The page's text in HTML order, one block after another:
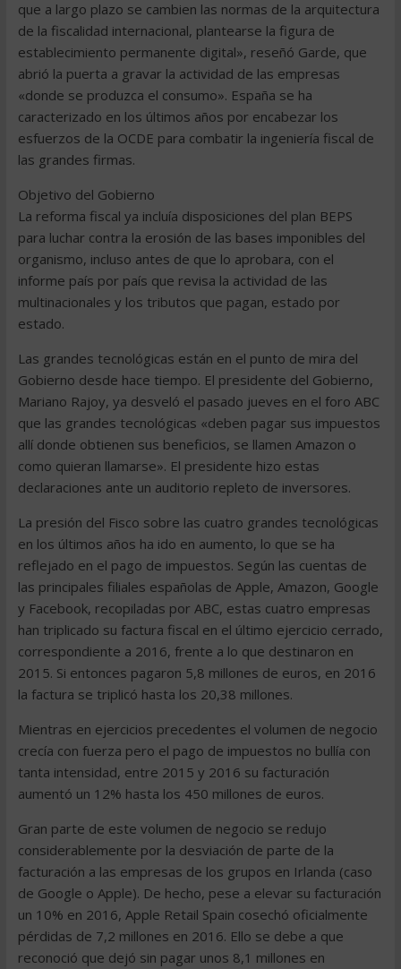
que a largo plazo se cambien las normas de la arquitectura
de la fiscalidad internacional, plantearse la figura de
establecimiento permanente digital», reseñó Garde, que
abrió la puerta a gravar la actividad de las empresas
«donde se produzca el consumo». España se ha
caracterizado en los últimos años por encabezar los
esfuerzos de la OCDE para combatir la ingeniería fiscal de
las grandes firmas.
Objetivo del Gobierno
La reforma fiscal ya incluía disposiciones del plan BEPS
para luchar contra la erosión de las bases imponibles del
organismo, incluso antes de que lo aprobara, con el
informe país por país que revisa la actividad de las
multinacionales y los tributos que pagan, estado por
estado.
Las grandes tecnológicas están en el punto de mira del
Gobierno desde hace tiempo. El presidente del Gobierno,
Mariano Rajoy, ya desveló el pasado jueves en el foro ABC
que las grandes tecnológicas «deben pagar sus impuestos
allí donde obtienen sus beneficios, se llamen Amazon o
como quieran llamarse». El presidente hizo estas
declaraciones ante un auditorio repleto de inversores.
La presión del Fisco sobre las cuatro grandes tecnológicas
en los últimos años ha ido en aumento, lo que se ha
reflejado en el pago de impuestos. Según las cuentas de
las principales filiales españolas de Apple, Amazon, Google
y Facebook, recopiladas por ABC, estas cuatro empresas
han triplicado su factura fiscal en el último ejercicio cerrado,
correspondiente a 2016, frente a lo que destinaron en
2015. Si entonces pagaron 5,8 millones de euros, en 2016
la factura se triplicó hasta los 20,38 millones.
Mientras en ejercicios precedentes el volumen de negocio
crecía con fuerza pero el pago de impuestos no bullía con
tanta intensidad, entre 2015 y 2016 su facturación
aumentó un 12% hasta los 450 millones de euros.
Gran parte de este volumen de negocio se redujo
considerablemente por la desviación de parte de la
facturación a las empresas de los grupos en Irlanda (caso
de Google o Apple). De hecho, pese a elevar su facturación
un 10% en 2016, Apple Retail Spain cosechó oficialmente
pérdidas de 7,2 millones en 2016. Ello se debe a que
reconoció que dejó sin pagar unos 8,1 millones en